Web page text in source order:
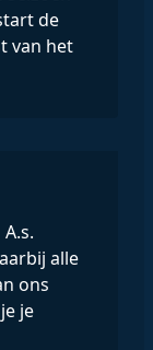
de
van het
alle
ons
je